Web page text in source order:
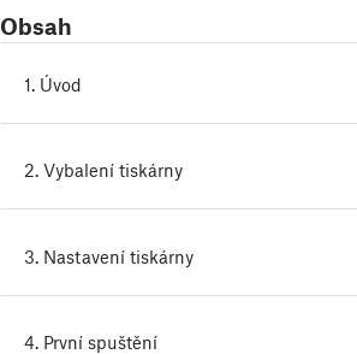
Obsah
1. Úvod
2. Vybalení tiskárny
3. Nastavení tiskárny
4. První spuštění